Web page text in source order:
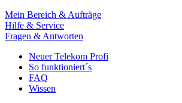
Mein Bereich & Aufträge
Hilfe & Service
Fragen & Antworten
Neuer Telekom Profi
So funktioniert´s
FAQ
Wissen